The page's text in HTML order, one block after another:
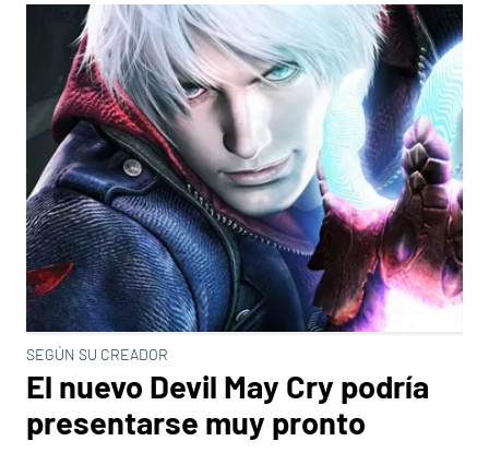
SEGÚN SU CREADOR
El nuevo Devil May Cry podría
presentarse muy pronto